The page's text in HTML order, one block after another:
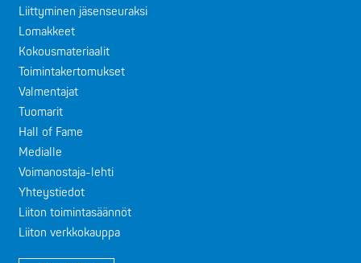
Liittyminen jäsenseuraksi
Lomakkeet
Kokousmateriaalit
Toimintakertomukset
Valmentajat
Tuomarit
Hall of Fame
Medialle
Voimanostaja-lehti
Yhteystiedot
Liiton toimintasäännöt
Liiton verkkokauppa